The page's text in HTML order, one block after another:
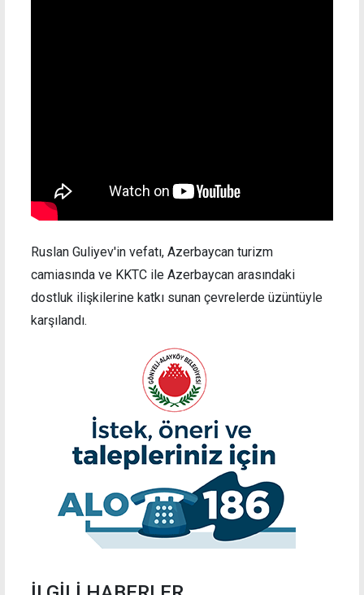
Ruslan Guliyev'in vefatı, Azerbaycan turizm
camiasında ve KKTC ile Azerbaycan arasındaki
dostluk ilişkilerine katkı sunan çevrelerde üzüntüyle
karşılandı.